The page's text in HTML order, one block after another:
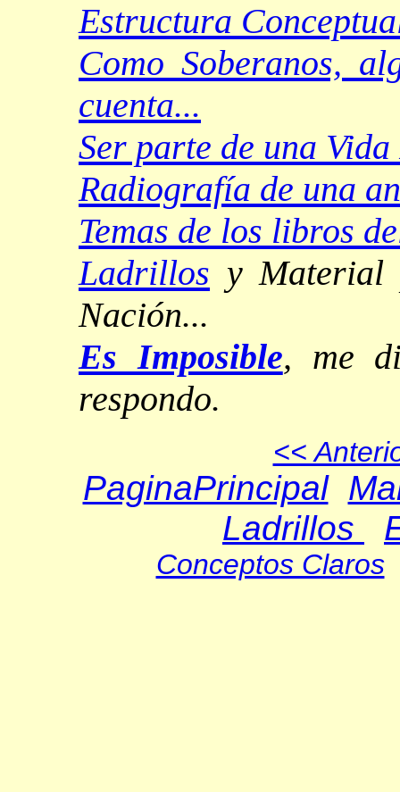
Estructura
Como Soberanos,
cuenta...
Ser parte de una
Radiografía de una
Temas de los libros
Ladrillos y Material
Nación...
Es Imposible, me
respondo.
<<
PaginaPrincipal
Ladrillos
Conceptos Claros